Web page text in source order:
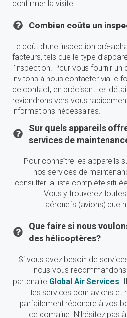
confirmer la visite.
Combien coûte un
Le coût d’une inspection pré-
facteurs, tels que le type
l’inspection. Pour vous fournir
invitons à nous contacter via le
de contact, en précisant les
reviendrons vers vous
informations nécessaires.
Sur quels appareils
services de
Pour connaître les appareils
nos services de
consulter la liste complète
Vous y trouverez
aéronefs (avions) que
Que faire si nous
des hélicoptères?
Si vous avez besoin de
nous vous
partenaire Global Air Services.
les services pour avions et
parfaitement répondre à vos
ce domaine. N’hésitez pas